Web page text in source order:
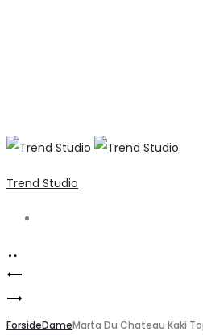
Trend Studio
Product
navigation
VMDOFFY
Marta
Du
ForsideDameMarta Du Chateau Kaki